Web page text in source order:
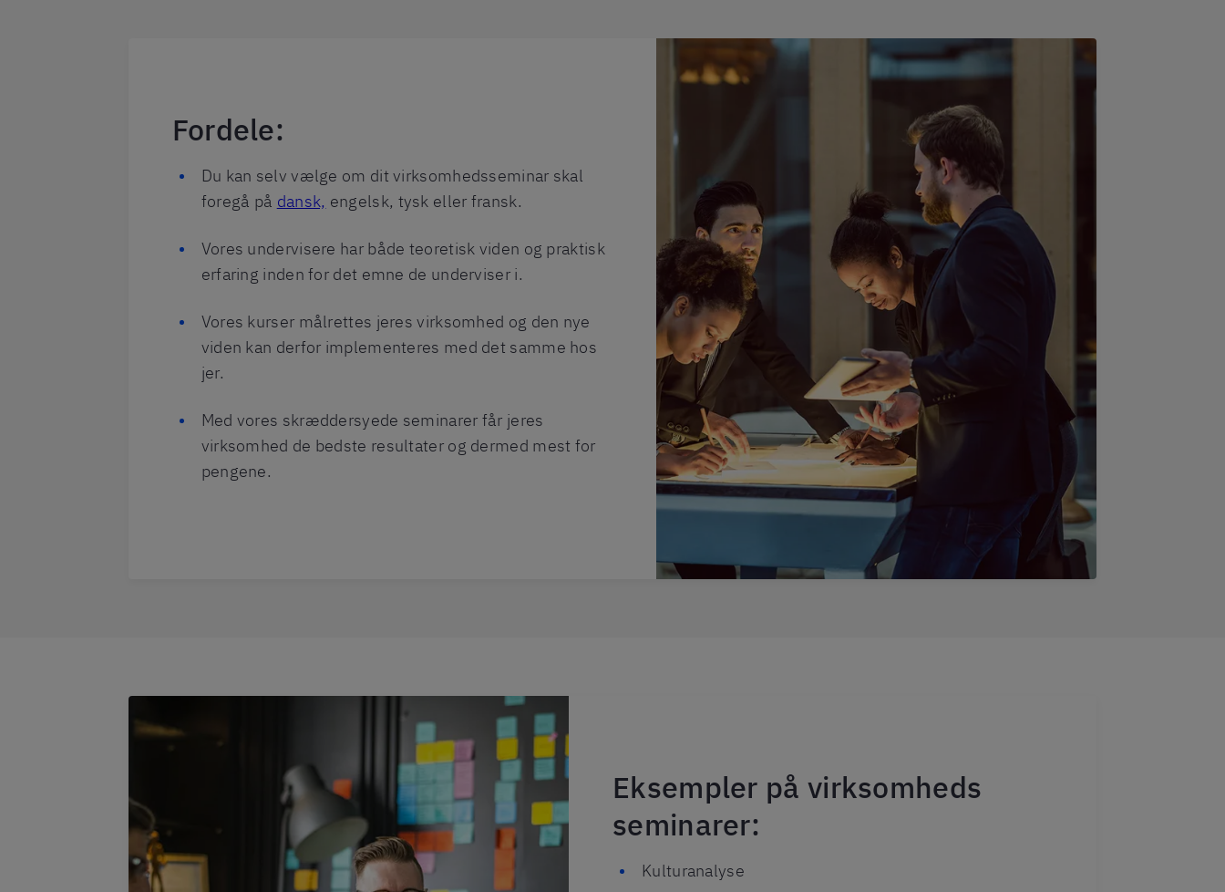
Fordele:
Du kan selv vælge om dit virksomhedsseminar skal
foregå på dansk, engelsk, tysk eller fransk.
Vores undervisere har både teoretisk viden og praktisk
erfaring inden for det emne de underviser i.
Vores kurser målrettes jeres virksomhed og den nye
viden kan derfor implementeres med det samme hos
jer.
Med vores skræddersyede seminarer får jeres
virksomhed de bedste resultater og dermed mest for
pengene.
Eksempler på virksomheds
seminarer:
Kulturanalyse